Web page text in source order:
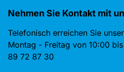
Nehmen Sie Kontakt mit
Telefonisch erreichen Sie
Montag - Freitag von 10:00
89 72 87 30